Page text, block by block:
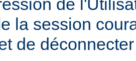
de
la session
de